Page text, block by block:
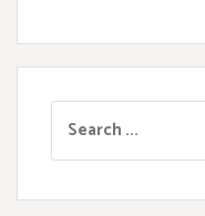
a
r